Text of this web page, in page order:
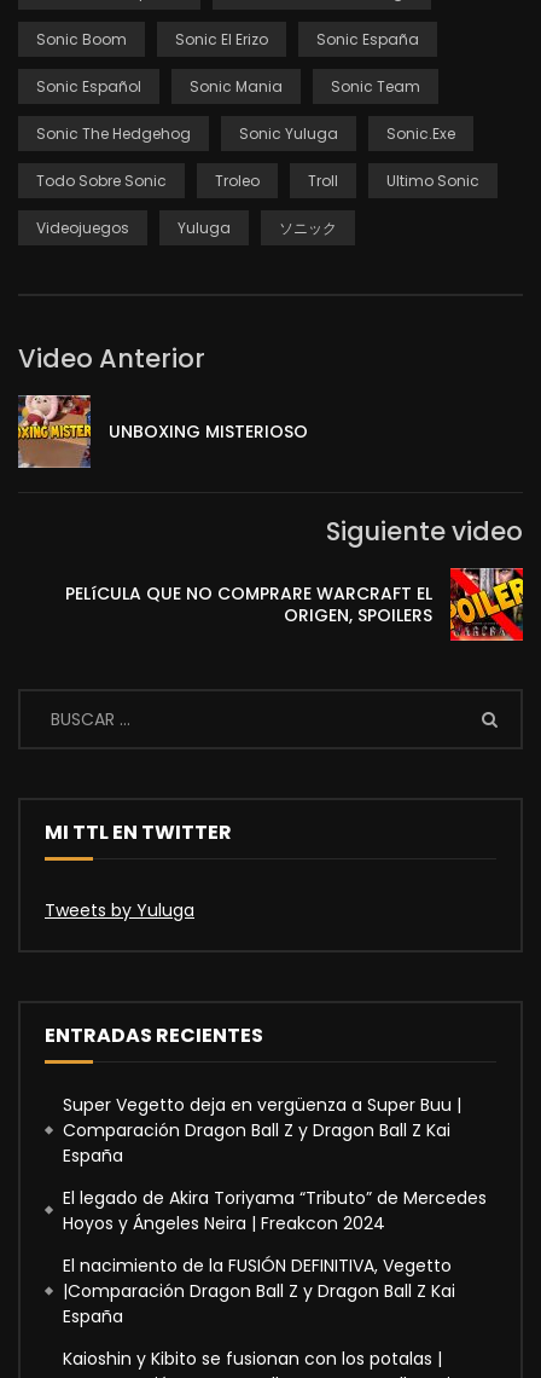
Sonic Boom Sonic El Erizo Sonic España
Sonic Español Sonic Mania Sonic Team
Sonic The Hedgehog Sonic Yuluga Sonic.exe
Todo Sobre Sonic Troleo Troll Ultimo Sonic
Videojuegos Yuluga ソニック
Video Anterior
UNBOXING MISTERIOSO
Siguiente video
PELíCULA QUE NO COMPRARE WARCRAFT EL
ORIGEN, SPOILERS
MI TTL EN TWITTER
Tweets by Yuluga
ENTRADAS RECIENTES
Super Vegetto deja en vergüenza a Super Buu |
Comparación Dragon Ball Z y Dragon Ball Z Kai
España
El legado de Akira Toriyama “Tributo” de Mercedes
Hoyos y Ángeles Neira | Freakcon 2024
El nacimiento de la FUSIÓN DEFINITIVA, Vegetto
|Comparación Dragon Ball Z y Dragon Ball Z Kai
España
Kaioshin y Kibito se fusionan con los potalas |